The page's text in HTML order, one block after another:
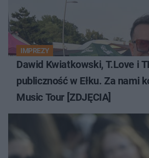
IMPREZY
Dawid Kwiatkowski, T.Love i
publiczność w Ełku. Za nami
Music Tour [ZDJĘCIA]